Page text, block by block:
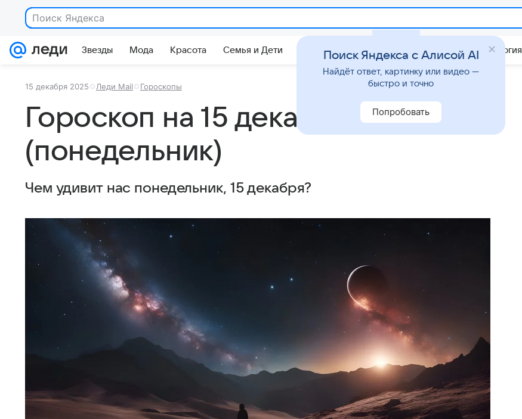
Звезды Мода Красота Семья и Дети Гороскопы Стиль жизни Психология
15 декабря 2025 Леди Mail Гороскопы
Гороскоп на 15 декабря
(понедельник)
Чем удивит нас понедельник, 15 декабря?
Поиск Яндекса с Алисой AI
Найдёт ответ, картинку или видео —
быстро и точно
Попробовать